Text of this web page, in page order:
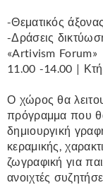
-Θεματικός
-Δράσεις
«Artivism Forum»
11.00 -14.00 |
Ο χώρος θα
πρόγραμμα που
δημιουργική
κεραμικής,
ζωγραφική για
ανοιχτές